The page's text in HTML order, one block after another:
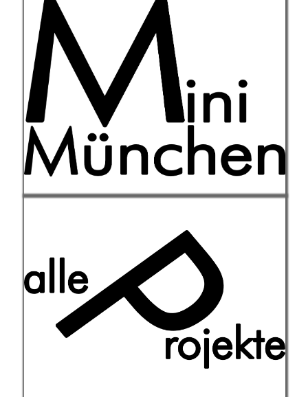
In der Spielstadt Mini-München
können Kinder und Jugendliche
arbeiten, studieren, Geld
verdienen, konsumieren, bauen,
Freunde treffen, Politik machen
u.v.m.
Weiterlesen
Hier werden verschiedene Projekte
von Kultur und Spielraum kurz
vorgestellt.
Weiterlesen